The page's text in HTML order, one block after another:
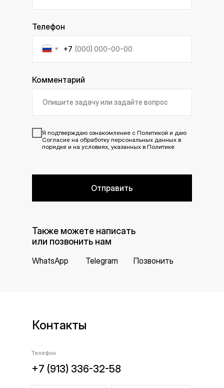
Телефон
+7
Комментарий
Я подтверждаю ознакомление с Политикой и даю
Согласие на обработку персональных данных в
порядке и на условиях, указанных в Политике
Отправить
Позвонить
Telegram
WhatsApp
Также можете написать
или позвонить нам
Контакты
Телефон
+7 (913) 336-32-58